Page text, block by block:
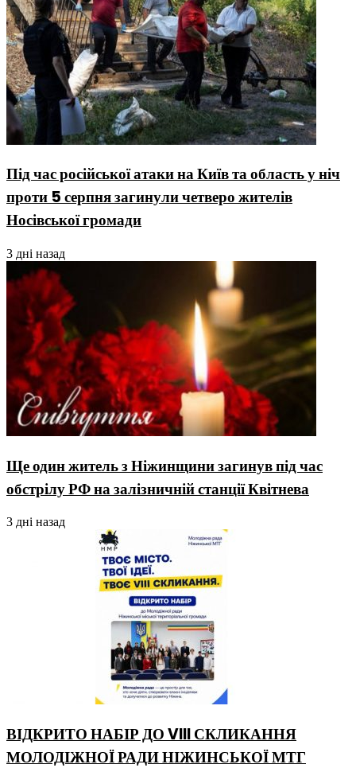
Під час російської атаки на Київ та область у ніч
проти 5 серпня загинули четверо жителів
Носівської громади
3 дні назад
Ще один житель з Ніжинщини загинув під час
обстрілу РФ на залізничній станції Квітнева
3 дні назад
ВІДКРИТО НАБІР ДО VIII СКЛИКАННЯ
МОЛОДІЖНОЇ РАДИ НІЖИНСЬКОЇ МТГ